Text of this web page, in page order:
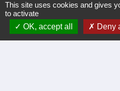
Liens
This site uses cookies and gives
to activate
OK, accept all
Deny